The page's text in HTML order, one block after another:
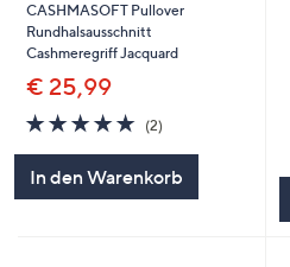
CASHMASOFT Pullover
Rundhalsausschnitt
Cashmeregriff Jacquard
€ 25,99
5.0
von
(2)2
In den Warenkorb